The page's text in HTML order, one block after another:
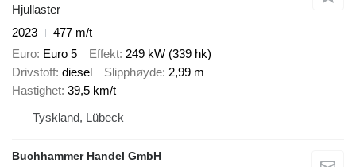
Hjullaster
2023
477 m/t
Euro Euro 5 Effekt 249 kW (339 hk)
Drivstoff diesel Slipphøyde 2,99 m
Hastighet 39,5 km/t
Tyskland, Lübeck
Buchhammer Handel GmbH